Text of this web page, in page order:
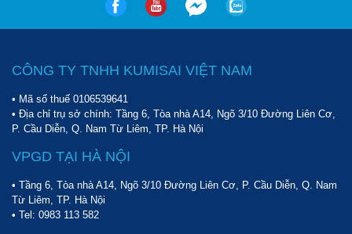
CÔNG TY TNHH KUMISAI VIỆT NAM
• Mã số thuế 0106539641
• Địa chỉ trụ sở chính: Tầng 6, Tòa nhà A14, Ngõ 3/10 Đường Liên Cơ,
P. Cầu Diễn, Q. Nam Từ Liêm, TP. Hà Nội
VPGD TẠI HÀ NỘI
• Tầng 6, Tòa nhà A14, Ngõ 3/10 Đường Liên Cơ, P. Cầu Diễn, Q. Nam
Từ Liêm, TP. Hà Nội
• Tel: 0983 113 582